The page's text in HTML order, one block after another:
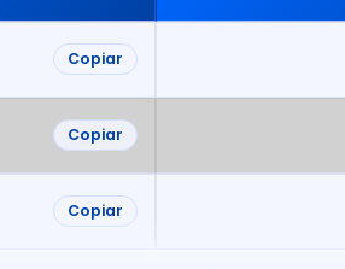
Copiar
Copiar
Copiar